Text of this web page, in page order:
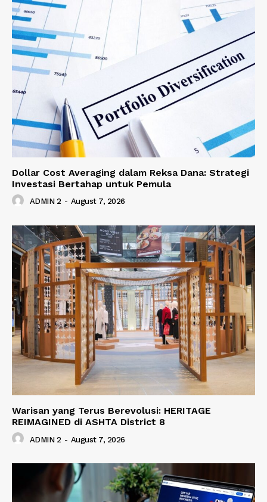
Dollar Cost Averaging dalam Reksa Dana: Strategi
Investasi Bertahap untuk Pemula
ADMIN 2 - August 7, 2026
Warisan yang Terus Berevolusi: HERITAGE
REIMAGINED di ASHTA District 8
ADMIN 2 - August 7, 2026